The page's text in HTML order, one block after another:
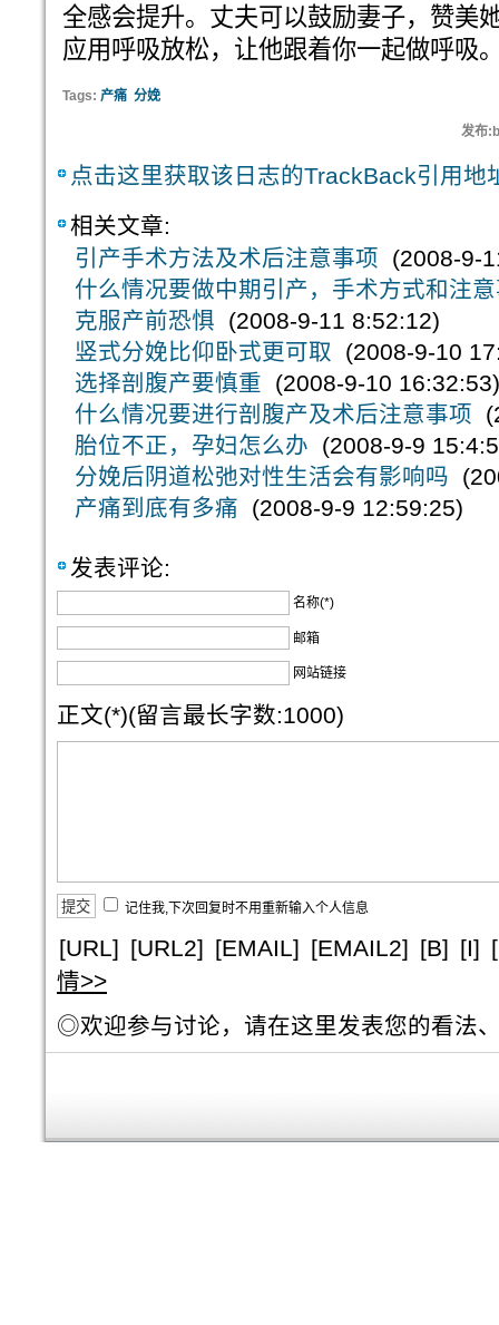
全感会提升。丈夫可以鼓励妻子，赞美
应用呼吸放松，让他跟着你一起做呼吸
Tags: 产痛 分娩
发布
点击这里获取该日志的TrackBack引用地
相关文章:
引产手术方法及术后注意事项 (2008-9-
什么情况要做中期引产，手术方式和注
克服产前恐惧 (2008-9-11 8:52:12)
竖式分娩比仰卧式更可取 (2008-9-10
选择剖腹产要慎重 (2008-9-10 16:32:53)
什么情况要进行剖腹产及术后注意事项
胎位不正，孕妇怎么办 (2008-9-9
分娩后阴道松弛对性生活会有影响吗
产痛到底有多痛 (2008-9-9 12:59:25)
发表评论:
名称(*)
邮箱
网站链接
正文(*)(留言最长字数:1000)
记住我,下次回复时不用重新输入个人信息
[URL] [URL2] [EMAIL] [EMAIL2] [B] [I]
情>>
◎欢迎参与讨论，请在这里发表您的看法